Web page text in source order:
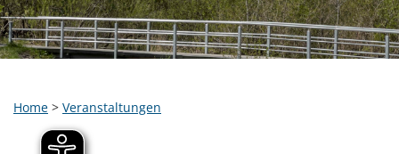
Home > Veranstaltungen